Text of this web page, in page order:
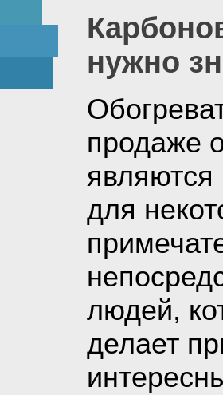
нужно
продаже
для
людей,
делает